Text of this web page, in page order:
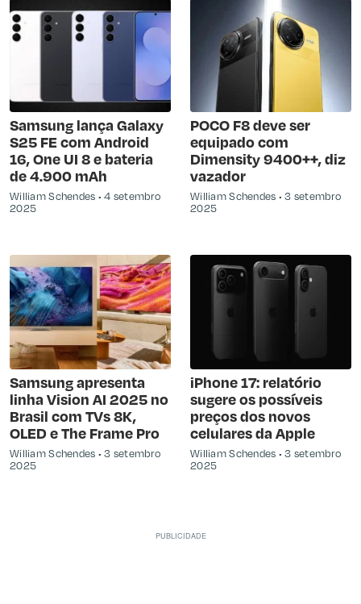
Samsung lança Galaxy
S25 FE com Android
16, One UI 8 e bateria
de 4.900 mAh
William Schendes
4 setembro
2025
POCO F8 deve ser
equipado com
Dimensity 9400++, diz
vazador
William Schendes
3 setembro
2025
Samsung apresenta
linha Vision AI 2025 no
Brasil com TVs 8K,
OLED e The Frame Pro
William Schendes
3 setembro
2025
iPhone 17: relatório
sugere os possíveis
preços dos novos
celulares da Apple
William Schendes
3 setembro
2025